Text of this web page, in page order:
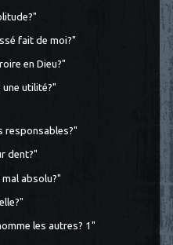
fait de moi?"
en Dieu?"
utilité?"
responsables?"
dent?"
absolu?"
les autres? 1"